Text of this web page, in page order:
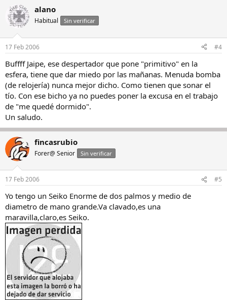
alano
Habitual Sin verificar
17 Feb 2006 #4
Buffff Jaipe, ese despertador que pone "primitivo" en la
esfera, tiene que dar miedo por las mañanas. Menuda bomba
(de relojería) nunca mejor dicho. Como tienen que sonar el
tío. Con ese bicho ya no puedes poner la excusa en el trabajo
de "me quedé dormido".
Un saludo.
fincasrubio
Forer@ Senior Sin verificar
17 Feb 2006 #5
Yo tengo un Seiko Enorme de dos palmos y medio de
diametro de mano grande.Va clavado,es una
maravilla,claro,es Seiko.